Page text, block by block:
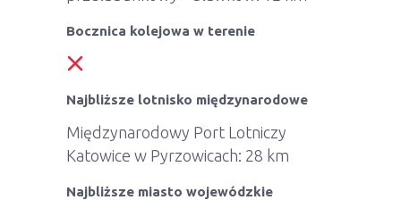
Bocznica kolejowa w terenie
Najbliższe lotnisko międzynarodowe
Międzynarodowy Port Lotniczy
Katowice w Pyrzowicach: 28 km
Najbliższe miasto wojewódzkie